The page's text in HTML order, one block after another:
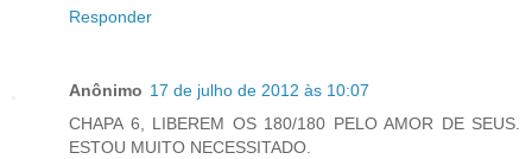
Responder
Anônimo 17 de julho de 2012 às 10:07
CHAPA 6, LIBEREM OS 180/180 PELO AMOR DE SEUS.
ESTOU MUITO NECESSITADO.